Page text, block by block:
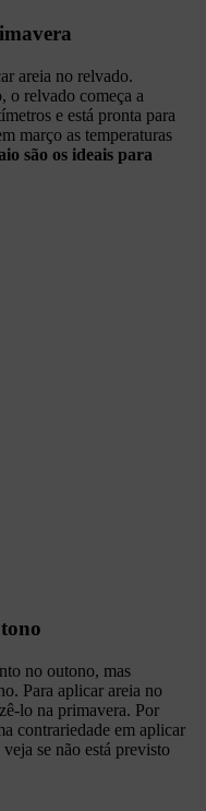
areia no relvado.
o relvado começa a
e está pronta para
março as temperaturas
são os ideais para
no outono, mas
Para aplicar areia no
lo na primavera. Por
contrariedade em aplicar
se não está previsto